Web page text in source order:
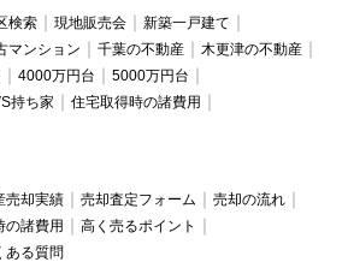
検索 現地販売会
新築一戸建て
マンション 千葉の不動産
木更津の不動産
4000万円台
5000万円台
持ち家
住宅取得時の諸費用
売却実績 売却査定フォーム
売却の流れ
の諸費用
高く売るポイント
ある質問